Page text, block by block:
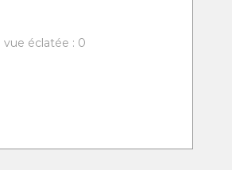
vue éclatée : 0